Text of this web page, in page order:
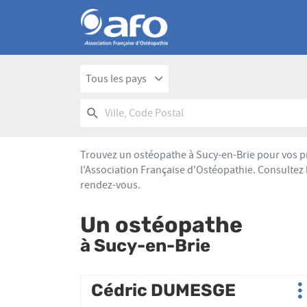
Tous les pays
Ville,
Postal
RECHERCHER
UN
VENTE
Trouvez un ostéopathe à Sucy-en-Brie pour vos
l'Association Française d'Ostéopathie.
rendez-vous.
Un ostéopathe
à Sucy-en-Brie
Appuyer
sur
Point
Cédric DUMESGE